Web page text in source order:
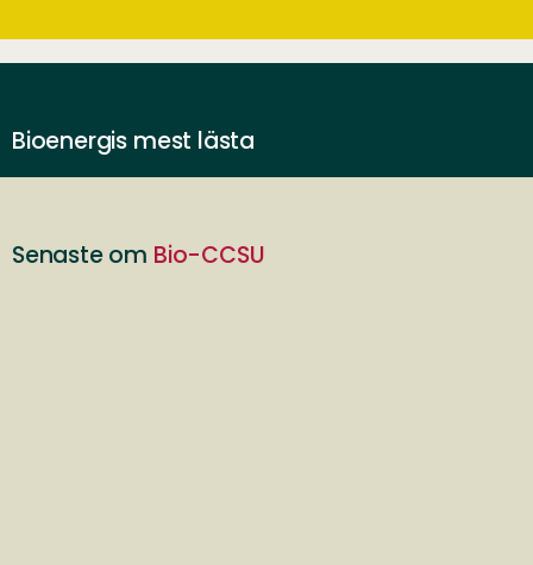
Bioenergis mest lästa
Senaste om Bio-CCSU